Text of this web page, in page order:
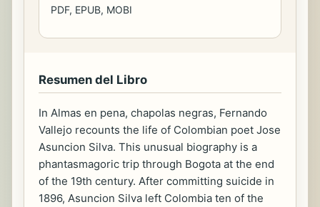
PDF, EPUB, MOBI
Resumen del Libro
In Almas en pena, chapolas negras, Fernando
Vallejo recounts the life of Colombian poet Jose
Asuncion Silva. This unusual biography is a
phantasmagoric trip through Bogota at the end
of the 19th century. After committing suicide in
1896, Asuncion Silva left Colombia ten of the